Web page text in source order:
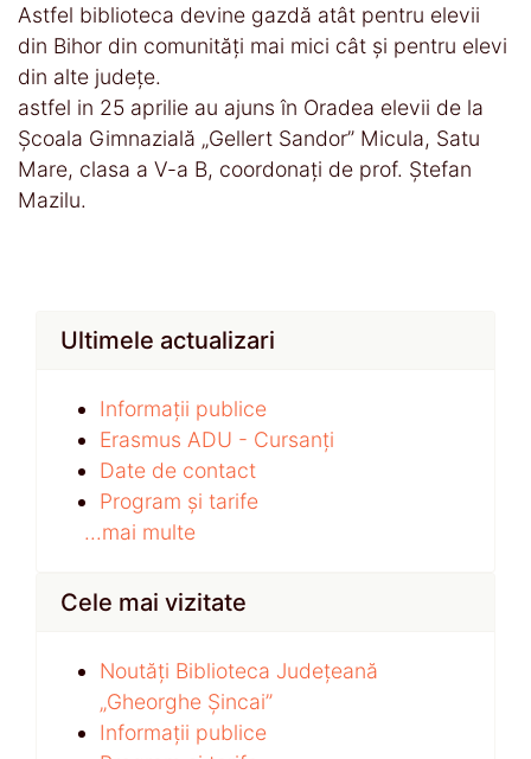
Astfel biblioteca devine gazdă atât pentru elevii
din Bihor din comunități mai mici cât și pentru elevi
din alte județe.
astfel in 25 aprilie au ajuns în Oradea elevii de la
Școala Gimnazială „Gellert Sandor” Micula, Satu
Mare, clasa a V-a B, coordonați de prof. Ștefan
Mazilu.
Ultimele actualizari
Informații publice
Erasmus ADU - Cursanți
Date de contact
Program și tarife
...mai multe
Cele mai vizitate
Noutăți Biblioteca Județeană
„Gheorghe Șincai”
Informații publice